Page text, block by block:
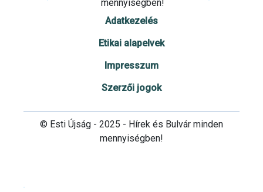
mennyiségben!
Adatkezelés
Etikai alapelvek
Impresszum
Szerzői jogok
© Esti Újság - 2025 - Hírek és Bulvár minden
mennyiségben!